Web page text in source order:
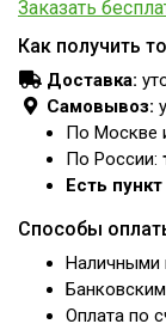
Заказать
Как получить
Доставка:
Самовывоз:
По Москве
По России:
Есть
Способы
Наличными
Оплата по